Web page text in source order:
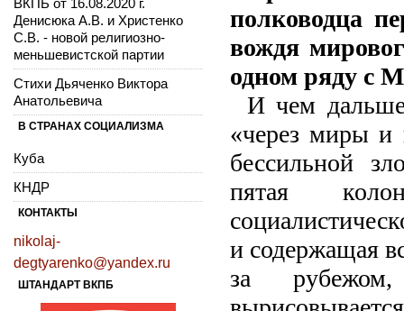
полководца
вождя
одном ряду с
И чем дальше
«через миры и
бессильной
пятая
и содержащая
за
Денисюка А.В. и Христенко
С.В. - новой религиозно-
меньшевистской партии
Стихи Дьяченко Виктора
Анатольевича
В СТРАНАХ СОЦИАЛИЗМА
Куба
КНДР
КОНТАКТЫ
nikolaj-
degtyarenko@yandex.ru
ШТАНДАРТ ВКПБ